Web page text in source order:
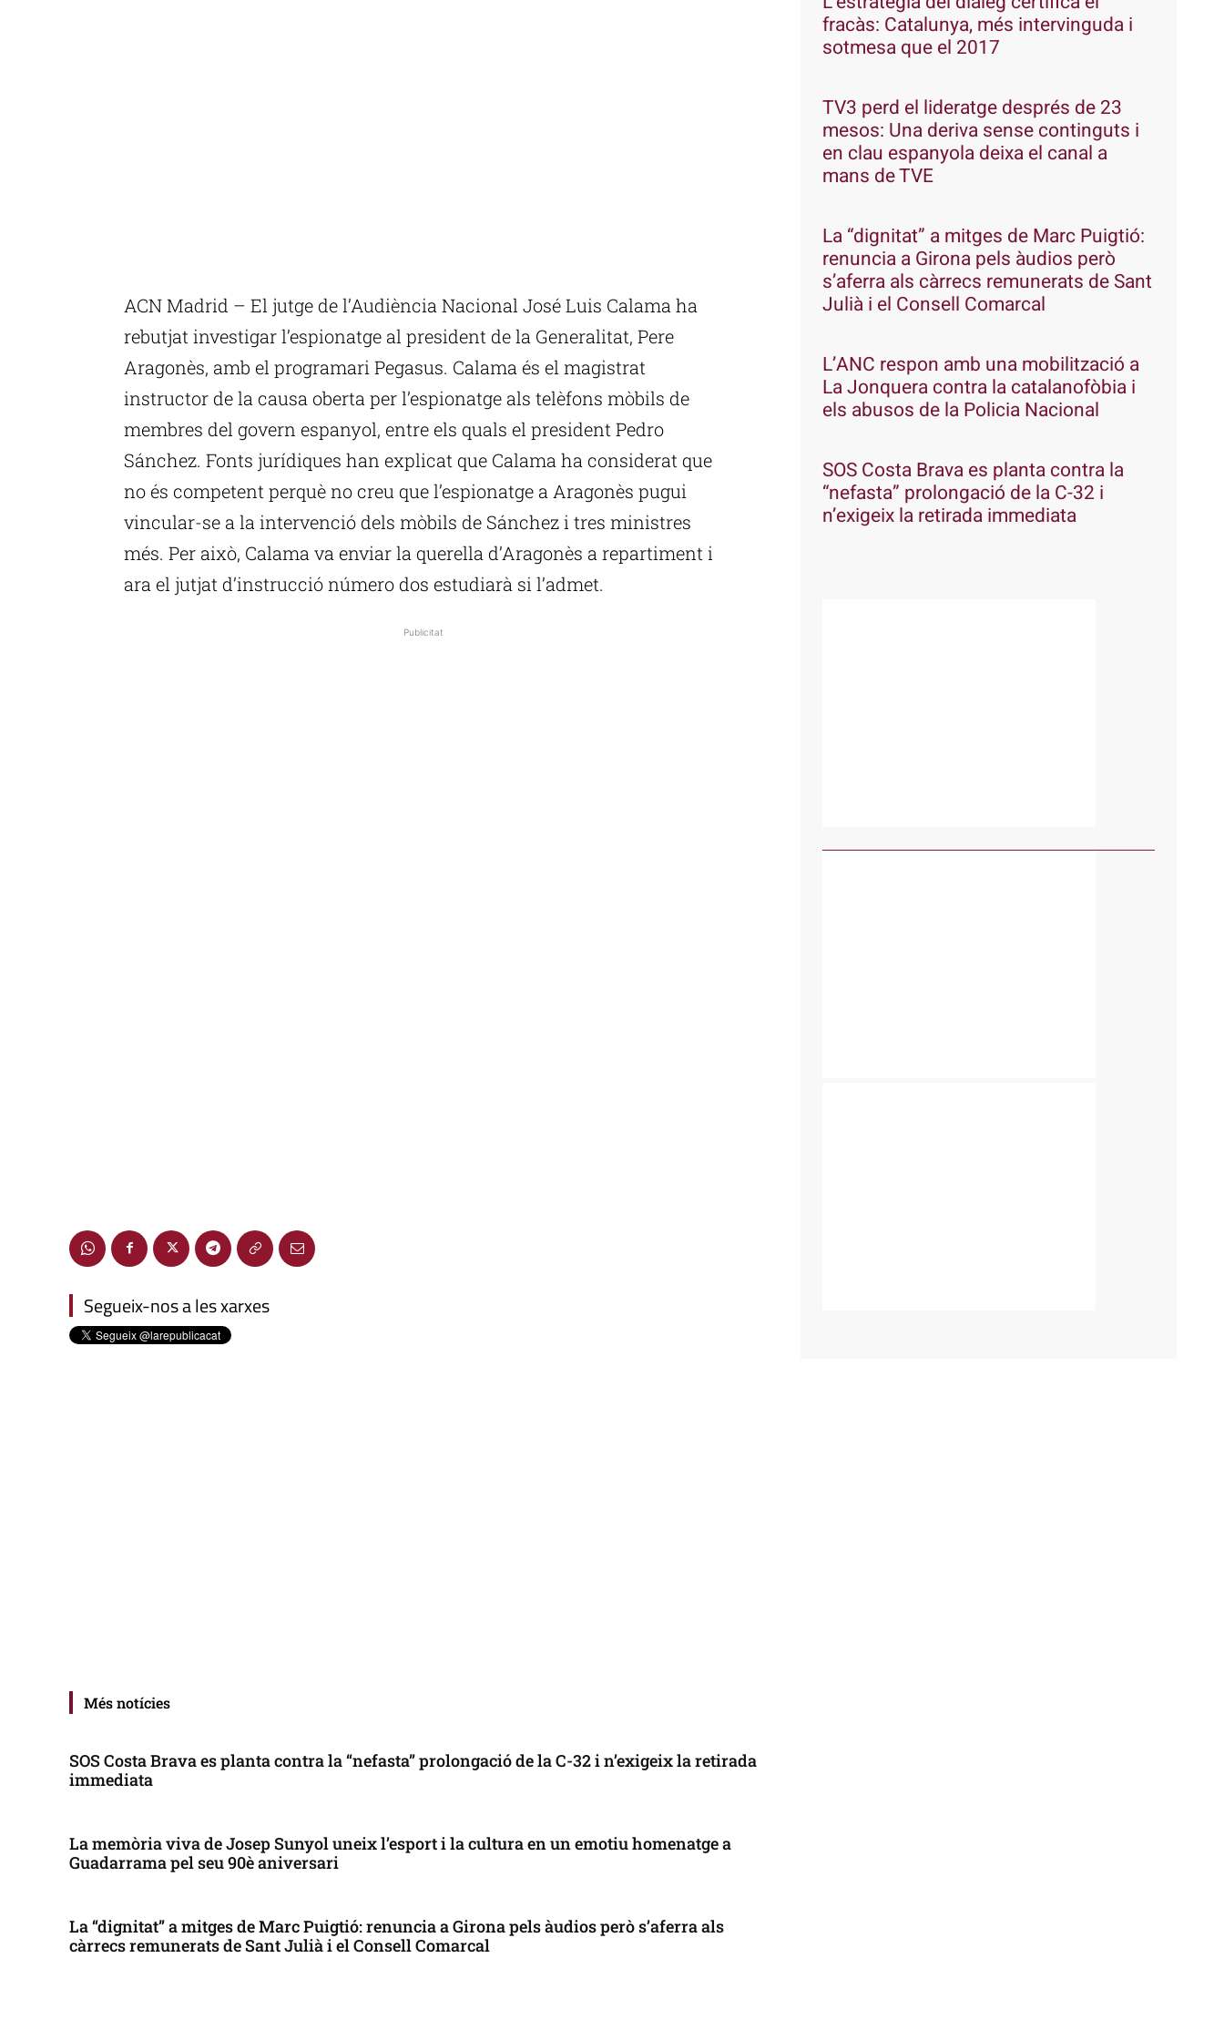
ACN Madrid – El jutge de l’Audiència Nacional José Luis Calama ha
rebutjat investigar l’espionatge al president de la Generalitat, Pere
Aragonès, amb el programari Pegasus. Calama és el magistrat
instructor de la causa oberta per l’espionatge als telèfons mòbils de
membres del govern espanyol, entre els quals el president Pedro
Sánchez. Fonts jurídiques han explicat que Calama ha considerat que
no és competent perquè no creu que l’espionatge a Aragonès pugui
vincular-se a la intervenció dels mòbils de Sánchez i tres ministres
més. Per això, Calama va enviar la querella d’Aragonès a repartiment i
ara el jutjat d’instrucció número dos estudiarà si l’admet.
Publicitat
Segueix-nos a les xarxes
Més notícies
SOS Costa Brava es planta contra la “nefasta” prolongació de la C-32 i n’exigeix la retirada
immediata
La memòria viva de Josep Sunyol uneix l’esport i la cultura en un emotiu homenatge a
Guadarrama pel seu 90è aniversari
La “dignitat” a mitges de Marc Puigtió: renuncia a Girona pels àudios però s’aferra als
càrrecs remunerats de Sant Julià i el Consell Comarcal
fracàs: Catalunya, més intervinguda i
sotmesa que el 2017
TV3 perd el lideratge després de 23
mesos: Una deriva sense continguts i
en clau espanyola deixa el canal a
mans de TVE
La “dignitat” a mitges de Marc Puigtió:
renuncia a Girona pels àudios però
s’aferra als càrrecs remunerats de Sant
Julià i el Consell Comarcal
L’ANC respon amb una mobilització a
La Jonquera contra la catalanofòbia i
els abusos de la Policia Nacional
SOS Costa Brava es planta contra la
“nefasta” prolongació de la C-32 i
n’exigeix la retirada immediata